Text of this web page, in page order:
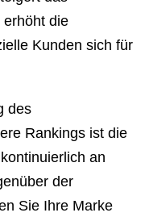
erhöht die
Kunden sich für
des
Rankings ist die
an
der
Sie Ihre Marke